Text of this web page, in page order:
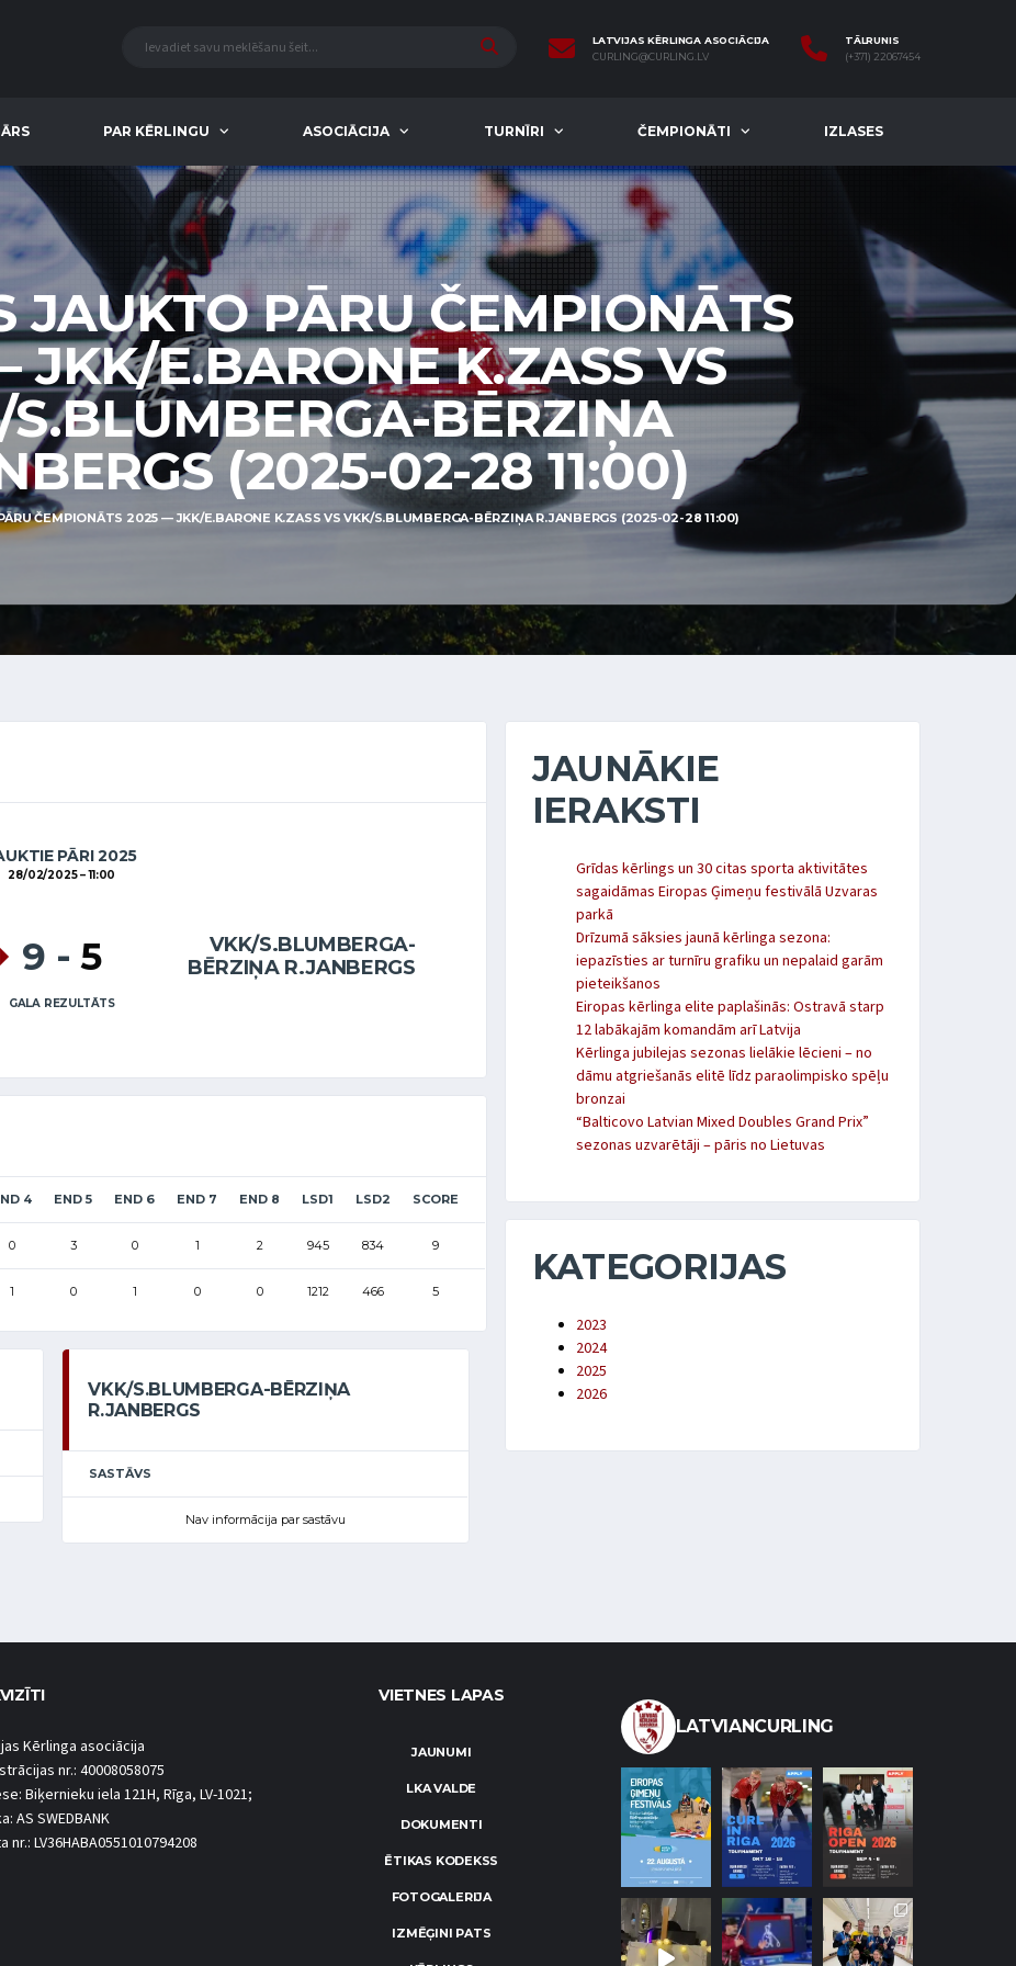
LATVIJAS KĒRLINGA ASOCIĀCIJA
CURLING@CURLING.LV
TĀLRUNIS
(+371) 22067454
PAR KĒRLINGU ASOCIĀCIJA TURNĪRI ČEMPIONĀTI IZLASES
JAUKTO PĀRU ČEMPIONĀTS
JKK/E.BARONE K.ZASS VS
BĒRZIŅA
(2025-02-28 11:00)
ČEMPIONĀTS 2025 — JKK/E.BARONE K.ZASS VS VKK/S.BLUMBERGA-BĒRZIŅA R.JANBERGS (2025-02-28 11:00)
PĀRI 2025
28/02/2025 11:00
VKK/S.BLUMBERGA-
BĒRZIŅA R.JANBERGS
9 - 5
GALA REZULTĀTS
4 END 5 END 6 END 7 END 8 LSD1 LSD2 SCORE
0 3 0 1 2 945 834 9
1 0 1 0 0 1212 466 5
VKK/S.BLUMBERGA-BĒRZIŅA
R.JANBERGS
SASTĀVS
Nav informācija par sastāvu
JAUNĀKIE
IERAKSTI
Grīdas kērlings un 30 citas sporta aktivitātes
sagaidāmas Eiropas Ģimeņu festivālā Uzvaras
parkā
Drīzumā sāksies jaunā kērlinga sezona:
iepazīsties ar turnīru grafiku un nepalaid garām
pieteikšanos
Eiropas kērlinga elite paplašinās: Ostravā starp
12 labākajām komandām arī Latvija
Kērlinga jubilejas sezonas lielākie lēcieni – no
dāmu atgriešanās elitē līdz paraolimpisko spēļu
bronzai
“Balticovo Latvian Mixed Doubles Grand Prix”
sezonas uzvarētāji – pāris no Lietuvas
KATEGORIJAS
2023
2024
2025
2026
Kērlinga asociācija
nr.: 40008058075
Biķernieku iela 121H, Rīga, LV-1021;
AS SWEDBANK
nr.: LV36HABA0551010794208
VIETNES LAPAS
JAUNUMI
LKA VALDE
DOKUMENTI
ĒTIKAS KODEKSS
FOTOGALERIJA
IZMĒĢINI PATS
LATVIANCURLING